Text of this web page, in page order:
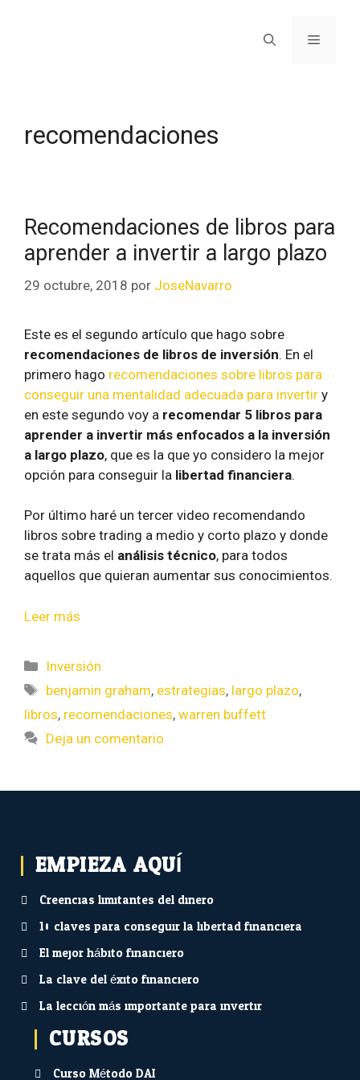
recomendaciones
Recomendaciones de libros para
aprender a invertir a largo plazo
29 octubre, 2018 por JoseNavarro
Este es el segundo artículo que hago sobre
recomendaciones de libros de inversión. En el
primero hago recomendaciones sobre libros para
conseguir una mentalidad adecuada para invertir y
en este segundo voy a recomendar 5 libros para
aprender a invertir más enfocados a la inversión
a largo plazo, que es la que yo considero la mejor
opción para conseguir la libertad financiera.
Por último haré un tercer video recomendando
libros sobre trading a medio y corto plazo y donde
se trata más el análisis técnico, para todos
aquellos que quieran aumentar sus conocimientos.
Leer más
Inversión
benjamin graham, estrategias, largo plazo,
libros, recomendaciones, warren buffett
Deja un comentario
EMPIEZA AQUÍ...
Creencias limitantes del dinero
10 claves para conseguir la libertad financiera
El mejor hábito financiero
La clave del éxito financiero
La lección más importante para invertir
CURSOS
Curso Método DAI